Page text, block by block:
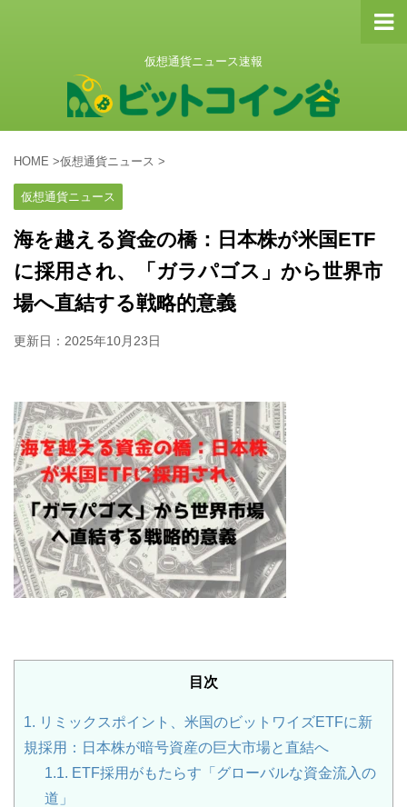
仮想通貨ニュース速報
HOME >仮想通貨ニュース >
仮想通貨ニュース
海を越える資金の橋：日本株が米国ETF
に採用され、「ガラパゴス」から世界市
場へ直結する戦略的意義
更新日： 2025年10月23日
目次
1. リミックスポイント、米国のビットワイズETFに新
規採用：日本株が暗号資産の巨大市場と直結へ
1.1. ETF採用がもたらす「グローバルな資金流入の
道」